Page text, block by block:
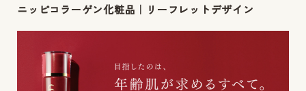
ニッピコラーゲン化粧品｜リーフレットデザイン